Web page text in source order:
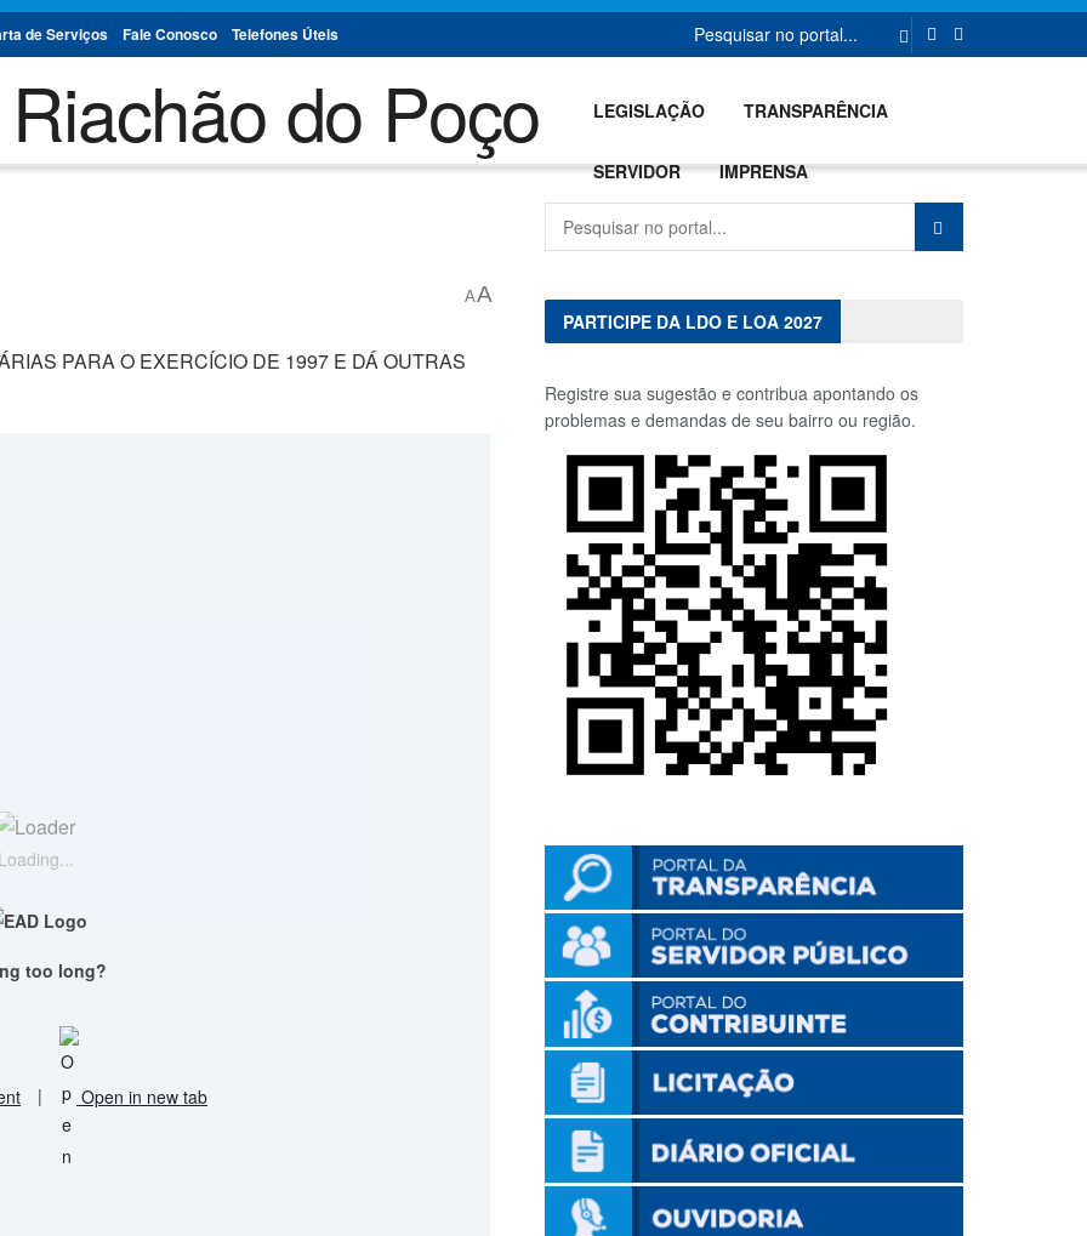
de Serviços Fale Conosco Telefones Úteis
GOVERNO
LEGISLAÇÃO TRANSPARÊNCIA
SERVIDOR IMPRENSA
AA
PARA O EXERCÍCIO DE 1997 E DÁ OUTRAS
too long?
| Open in new tab
PARTICIPE DA LDO E LOA 2027
Registre sua sugestão e contribua apontando os
problemas e demandas de seu bairro ou região.